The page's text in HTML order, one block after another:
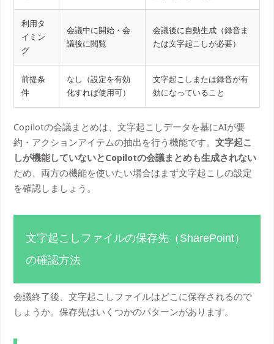
利用タ
イミン
グ
会議中に開始・会
議後に閲覧
会議後に自動生成（録音ま
たは文字起こしが必要）
前提条
件
なし（設定を有効
化すれば使用可）
文字起こしまたは録音が有
効になっていること
Copilotの会議まとめは、文字起こしデータを基にAIが要
約・アクションアイテムの抽出を行う機能です。文字起こ
しが機能していないとCopilotの会議まとめも生成されない
ため、両方の機能を使いたい場合はまず文字起こしの設定
を確認しましょう。
文字起こしファイルの保存先（SharePoint）
の確認方法
会議終了後、文字起こしファイルはどこに保存されるので
しょうか。保存先はいくつかのパターンがあります。